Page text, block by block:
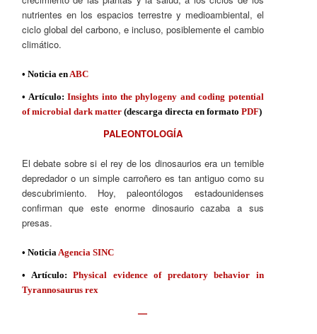
nutrientes en los espacios terrestre y medioambiental, el
ciclo global del carbono, e incluso, posiblemente el cambio
climático.
• Noticia enABC
• Artículo:Insights into the phylogeny and coding potential
of microbial dark matter(descarga directa en formato PDF)
PALEONTOLOGÍA
El debate sobre si el rey de los dinosaurios era un temible
depredador o un simple carroñero es tan antiguo como su
descubrimiento. Hoy, paleontólogos estadounidenses
confirman que este enorme dinosaurio cazaba a sus
presas.
• NoticiaAgencia SINC
• Artículo:Physical evidence of predatory behavior in
Tyrannosaurus rex
—